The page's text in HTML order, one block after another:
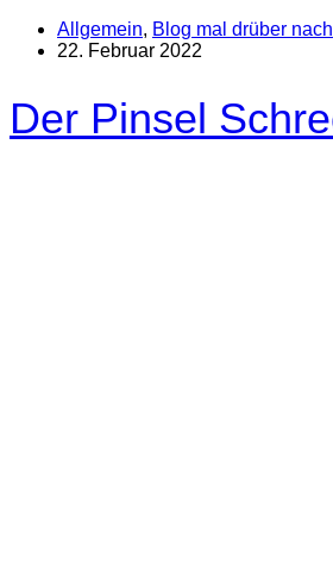
Allgemein, Blog mal drüber nach
22. Februar 2022
Der Pinsel